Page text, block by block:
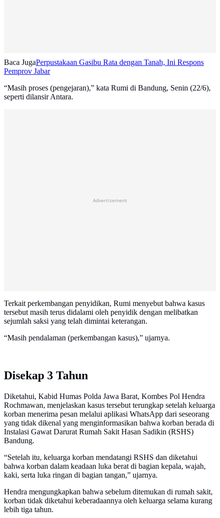
Baca JugaPerpustakaan Gasibu Rata dengan Tanah, Ini Respons
Pemprov Jabar
“Masih proses (pengejaran),” kata Rumi di Bandung, Senin (22/6),
seperti dilansir Antara.
Advertisement
Terkait perkembangan penyidikan, Rumi menyebut bahwa kasus
tersebut masih terus didalami oleh penyidik dengan melibatkan
sejumlah saksi yang telah dimintai keterangan.
“Masih pendalaman (perkembangan kasus),” ujarnya.
Disekap 3 Tahun
Diketahui, Kabid Humas Polda Jawa Barat, Kombes Pol Hendra
Rochmawan, menjelaskan kasus tersebut terungkap setelah keluarga
korban menerima pesan melalui aplikasi WhatsApp dari seseorang
yang tidak dikenal yang menginformasikan bahwa korban berada di
Instalasi Gawat Darurat Rumah Sakit Hasan Sadikin (RSHS)
Bandung.
“Setelah itu, keluarga korban mendatangi RSHS dan diketahui
bahwa korban dalam keadaan luka berat di bagian kepala, wajah,
kaki, serta luka ringan di bagian tangan,” ujarnya.
Hendra mengungkapkan bahwa sebelum ditemukan di rumah sakit,
korban tidak diketahui keberadaannya oleh keluarga selama kurang
lebih tiga tahun.